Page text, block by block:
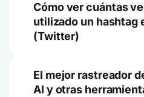
Cómo ver cuántas
utilizado un hashtag
(Twitter)
El mejor rastreador
AI y otras